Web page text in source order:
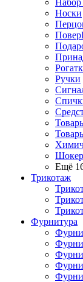
Набор
Носки
Ручки
Ещё
Трикотаж
Фурнитура